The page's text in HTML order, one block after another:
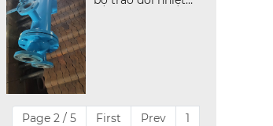
Page 2 / 5 First Prev
1